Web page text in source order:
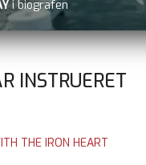
i biografen
INSTRUERET
THE IRON HEART